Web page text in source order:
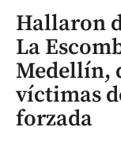
Hallaron
La
Medellín,
víctimas
forzada